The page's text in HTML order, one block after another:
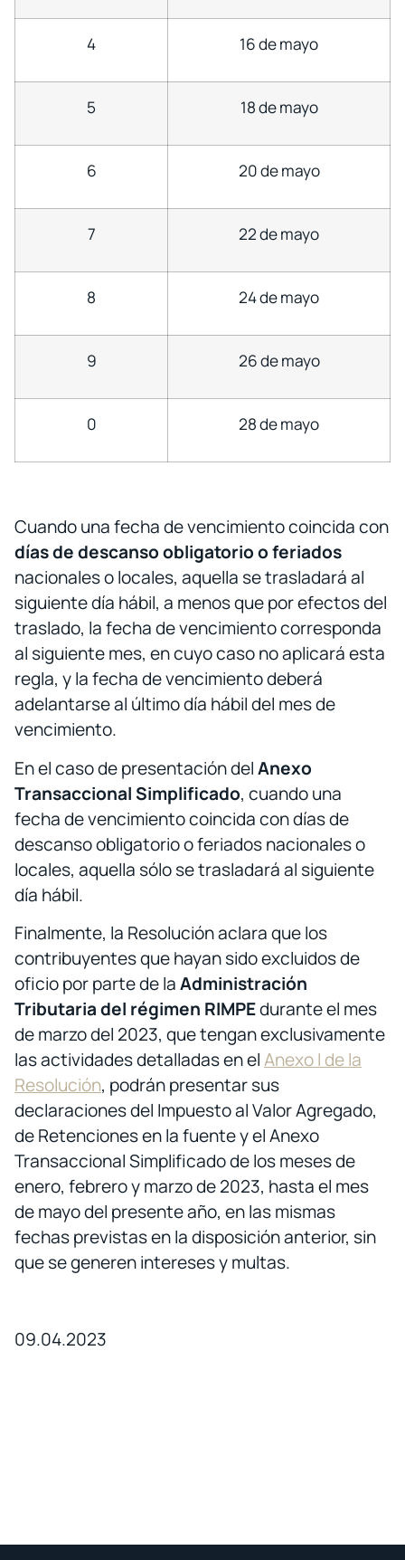
4 16 de mayo
5 18 de mayo
6 20 de mayo
7 22 de mayo
8 24 de mayo
9 26 de mayo
0 28 de mayo
Cuando una fecha de vencimiento coincida con
días de descansoobligatoriooferiados
nacionales o locales, aquella se trasladará al
siguiente día hábil, a menos que por efectos del
traslado, la fecha de vencimiento corresponda
al siguiente mes, en cuyo caso no aplicará esta
regla, y la fecha de vencimiento deberá
adelantarse al último día hábil del mes de
vencimiento.
En el caso de presentación delAnexo
Transaccional Simplificado, cuando una
fecha de vencimiento coincida con días de
descanso obligatorio o feriados nacionales o
locales, aquella sólo se trasladará al siguiente
día hábil.
Finalmente, la Resolución aclara que los
contribuyentes que hayan sido excluidos de
oficio por parte de laAdministración
Tributaria del régimen RIMPEdurante el mes
de marzo del 2023, que tengan exclusivamente
las actividades detalladas en elAnexo I de la
Resolución, podrán presentar sus
declaraciones del Impuesto al Valor Agregado,
de Retenciones en la fuente y el Anexo
Transaccional Simplificado de los meses de
enero, febrero y marzo de 2023, hasta el mes
de mayo del presente año, en las mismas
fechas previstas en la disposición anterior, sin
que se generen intereses y multas.
09.04.2023